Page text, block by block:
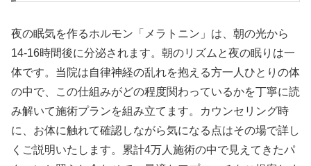
夜の眠気を作るホルモン「メラトニン」は、朝の光から
14-16時間後に分泌されます。朝のリズムと夜の眠りは一
体です。当院は自律神経の乱れを抱える方一人ひとりの体
の中で、この仕組みがどの程度関わっているかを丁寧に読
み解いて施術プランを組み立てます。カウンセリング時
に、お体に触れて確認しながら気になる点はその場で詳し
くご説明いたします。累計4万人施術の中で見えてきたパ